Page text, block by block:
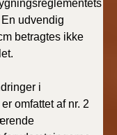
udvendig
betragtes ikke
i
omfattet af nr. 2